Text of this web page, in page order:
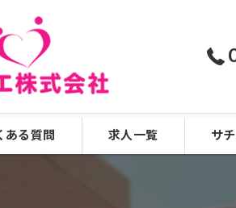
ある質問 求人一覧 サ